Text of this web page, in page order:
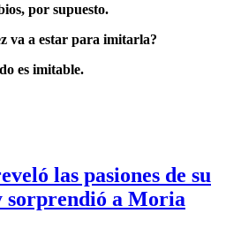
por supuesto.
va a estar para imitarla?
es imitable.
las pasiones de su
sorprendió a Moria